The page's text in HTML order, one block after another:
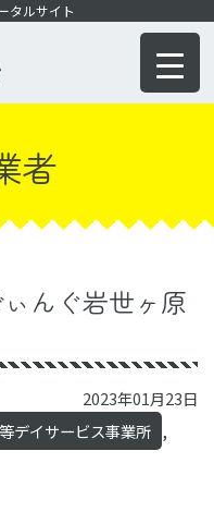
タルサイト
者
んぐ岩世ヶ原
2023年01月23日
デイサービス事業所 ,